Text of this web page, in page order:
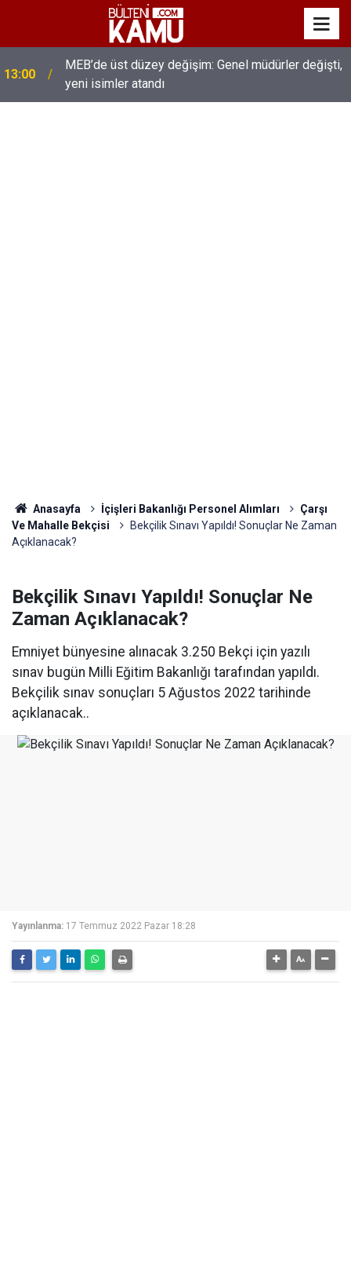
13:00
MEB’de üst düzey değişim: Genel müdürler değişti,
yeni isimler atandı
Anasayfa İçişleri Bakanlığı Personel Alımları
Çarşı
Ve Mahalle Bekçisi
Bekçilik Sınavı Yapıldı! Sonuçlar Ne Zaman
Açıklanacak?
Bekçilik Sınavı Yapıldı! Sonuçlar Ne
Zaman Açıklanacak?
Emniyet bünyesine alınacak 3.250 Bekçi için yazılı
sınav bugün Milli Eğitim Bakanlığı tarafından yapıldı.
Bekçilik sınav sonuçları 5 Ağustos 2022 tarihinde
açıklanacak..
Yayınlanma: 17 Temmuz 2022 Pazar 18:28